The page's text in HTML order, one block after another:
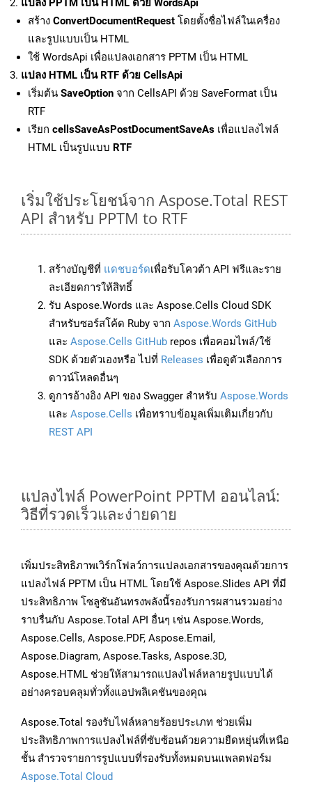
แปลง PPTM เป็น HTML ด้วย WordsApi
สร้าง ConvertDocumentRequest โดยตั้งชื่อไฟล์ในเครื่อง
และรูปแบบเป็น HTML
ใช้ WordsApi เพื่อแปลงเอกสาร PPTM เป็น HTML
แปลง HTML เป็น RTF ด้วย CellsApi
เริ่มต้น SaveOption จาก CellsAPI ด้วย SaveFormat เป็น
RTF
เรียก cellsSaveAsPostDocumentSaveAs เพื่อแปลงไฟล์
HTML เป็นรูปแบบ RTF
เริ่มใช้ประโยชน์จาก Aspose.Total REST
API สำหรับ PPTM to RTF
สร้างบัญชีที่ แดชบอร์ดเพื่อรับโควต้า API ฟรีและราย
ละเอียดการให้สิทธิ์
รับ Aspose.Words และ Aspose.Cells Cloud SDK
สำหรับซอร์สโค้ด Ruby จาก Aspose.Words GitHub
และ Aspose.Cells GitHub repos เพื่อคอมไพล์/ใช้
SDK ด้วยตัวเองหรือ ไปที่ Releases เพื่อดูตัวเลือกการ
ดาวน์โหลดอื่นๆ
ดูการอ้างอิง API ของ Swagger สำหรับ Aspose.Words
และ Aspose.Cells เพื่อทราบข้อมูลเพิ่มเติมเกี่ยวกับ
REST API
แปลงไฟล์ PowerPoint PPTM ออนไลน์:
วิธีที่รวดเร็วและง่ายดาย
เพิ่มประสิทธิภาพเวิร์กโฟลว์การแปลงเอกสารของคุณด้วยการ
แปลงไฟล์ PPTM เป็น HTML โดยใช้ Aspose.Slides API ที่มี
ประสิทธิภาพ โซลูชันอันทรงพลังนี้รองรับการผสานรวมอย่าง
ราบรื่นกับ Aspose.Total API อื่นๆ เช่น Aspose.Words,
Aspose.Cells, Aspose.PDF, Aspose.Email,
Aspose.Diagram, Aspose.Tasks, Aspose.3D,
Aspose.HTML ช่วยให้สามารถแปลงไฟล์หลายรูปแบบได้
อย่างครอบคลุมทั่วทั้งแอปพลิเคชันของคุณ
Aspose.Total รองรับไฟล์หลายร้อยประเภท ช่วยเพิ่ม
ประสิทธิภาพการแปลงไฟล์ที่ซับซ้อนด้วยความยืดหยุ่นที่เหนือ
ชั้น สำรวจรายการรูปแบบที่รองรับทั้งหมดบนแพลตฟอร์ม
Aspose.Total Cloud